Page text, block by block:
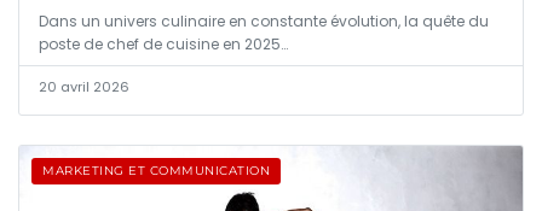
Dans un univers culinaire en constante évolution, la quête du
poste de chef de cuisine en 2025…
20 avril 2026
MARKETING ET COMMUNICATION